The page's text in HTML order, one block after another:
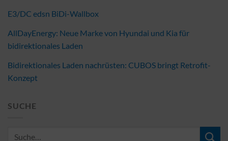
E3/DC edsn BiDi-Wallbox
AllDayEnergy: Neue Marke von Hyundai und Kia für
bidirektionales Laden
Bidirektionales Laden nachrüsten: CUBOS bringt Retrofit-
Konzept
SUCHE